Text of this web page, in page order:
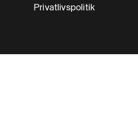
Privatlivspolitik